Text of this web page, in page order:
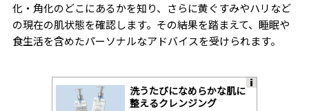
化・角化のどこにあるかを知り、さらに黄ぐすみやハリなど
の現在の肌状態を確認します。その結果を踏まえて、睡眠や
食生活を含めたパーソナルなアドバイスを受けられます。
洗うたびになめらかな肌に
整えるクレンジング